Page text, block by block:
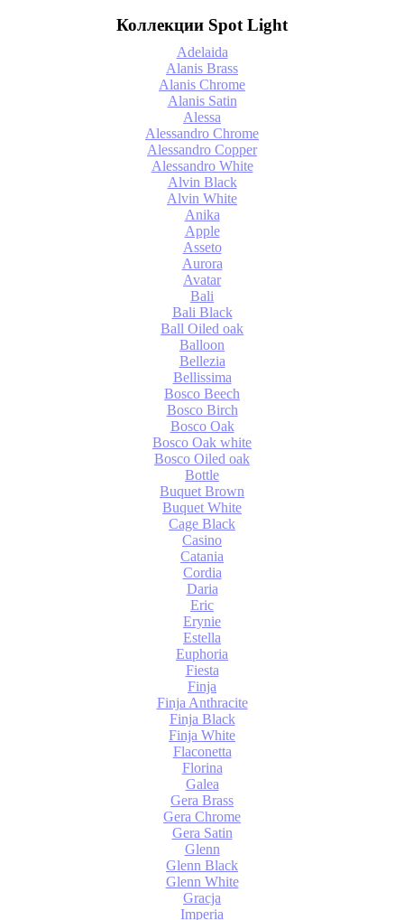
Коллекции Spot Light
Adelaida
Alanis Brass
Alanis Chrome
Alanis Satin
Alessa
Alessandro Chrome
Alessandro Copper
Alessandro White
Alvin Black
Alvin White
Anika
Apple
Asseto
Aurora
Avatar
Bali
Bali Black
Ball Oiled oak
Balloon
Bellezia
Bellissima
Bosco Beech
Bosco Birch
Bosco Oak
Bosco Oak white
Bosco Oiled oak
Bottle
Buquet Brown
Buquet White
Cage Black
Casino
Catania
Cordia
Daria
Eric
Erynie
Estella
Euphoria
Fiesta
Finja
Finja Anthracite
Finja Black
Finja White
Flaconetta
Florina
Galea
Gera Brass
Gera Chrome
Gera Satin
Glenn
Glenn Black
Glenn White
Gracja
Imperia